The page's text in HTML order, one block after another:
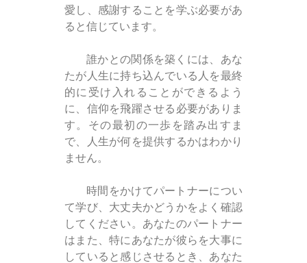
愛し、感謝することを学ぶ必要があ
ると信じています。
誰かとの関係を築くには、あな
たが人生に持ち込んでいる人を最終
的に受け入れることができるよう
に、信仰を飛躍させる必要がありま
す。その最初の一歩を踏み出すま
で、人生が何を提供するかはわかり
ません。
時間をかけてパートナーについ
て学び、大丈夫かどうかをよく確認
してください。あなたのパートナー
はまた、特にあなたが彼らを大事に
していると感じさせるとき、あなた